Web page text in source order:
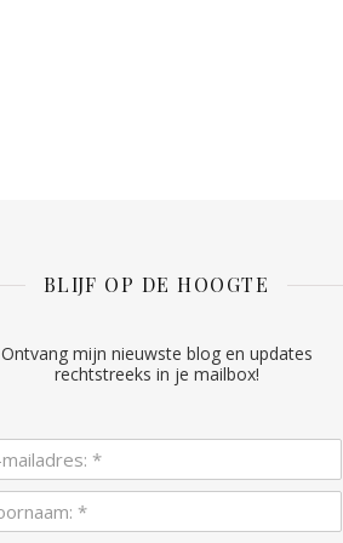
BLIJF OP DE HOOGTE
Ontvang mijn nieuwste blog en updates
rechtstreeks in je mailbox!